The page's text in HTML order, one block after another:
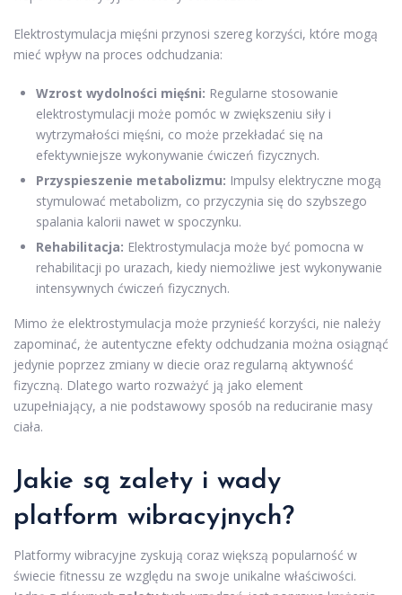
Elektrostymulacja mięśni przynosi szereg korzyści, które mogą
mieć wpływ na proces odchudzania:
Wzrost wydolności mięśni: Regularne stosowanie
elektrostymulacji może pomóc w zwiększeniu siły i
wytrzymałości mięśni, co może przekładać się na
efektywniejsze wykonywanie ćwiczeń fizycznych.
Przyspieszenie metabolizmu: Impulsy elektryczne mogą
stymulować metabolizm, co przyczynia się do szybszego
spalania kalorii nawet w spoczynku.
Rehabilitacja: Elektrostymulacja może być pomocna w
rehabilitacji po urazach, kiedy niemożliwe jest wykonywanie
intensywnych ćwiczeń fizycznych.
Mimo że elektrostymulacja może przynieść korzyści, nie należy
zapominać, że autentyczne efekty odchudzania można osiągnąć
jedynie poprzez zmiany w diecie oraz regularną aktywność
fizyczną. Dlatego warto rozważyć ją jako element
uzupełniający, a nie podstawowy sposób na reduciranie masy
ciała.
Jakie są zalety i wady
platform wibracyjnych?
Platformy wibracyjne zyskują coraz większą popularność w
świecie fitnessu ze względu na swoje unikalne właściwości.